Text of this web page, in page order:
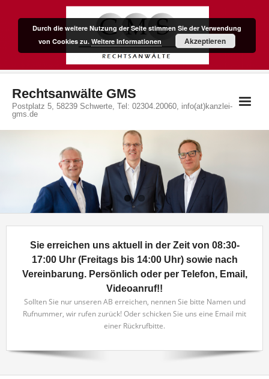
Rechtsanwälte GMS
Postplatz 5, 58239 Schwerte, Tel: 02304.20060, info(at)kanzlei-
gms.de
Sie erreichen uns aktuell in der Zeit von 08:30-
17:00 Uhr (Freitags bis 14:00 Uhr) sowie nach
Vereinbarung. Persönlich oder per Telefon, Email,
Videoanruf!!
Sollten Sie nur unseren AB erreichen, nennen Sie bitte Namen und
Rufnummer, wir rufen zurück! Oder schicken Sie uns eine Email mit
einer Rückrufbitte.
Durch die weitere Nutzung der Seite stimmen Sie der Verwendung
von Cookies zu. Weitere Informationen Akzeptieren